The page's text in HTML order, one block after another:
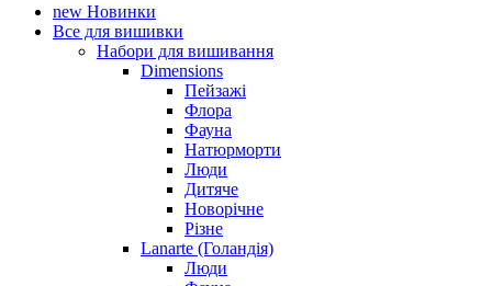
new Новинки
Все для вишивки
Набори для вишивання
Dimensions
Пейзажі
Флора
Фауна
Натюрморти
Люди
Дитяче
Новорічне
Різне
Lanarte (Голандія)
Люди